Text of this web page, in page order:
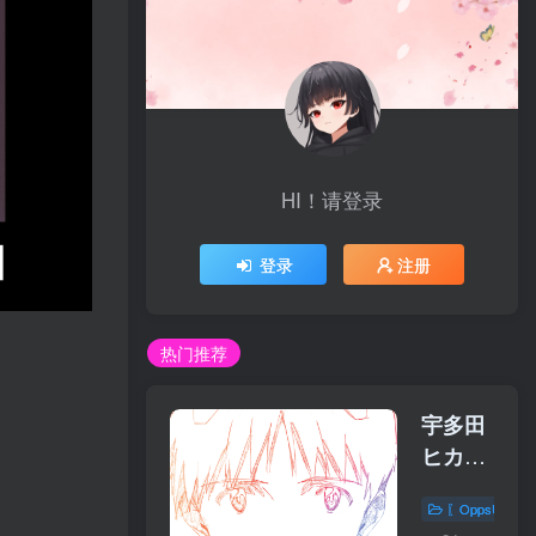
HI！请登录
登录 注册
热门推荐
宇多田
ヒカル
Last〖OppsUplus